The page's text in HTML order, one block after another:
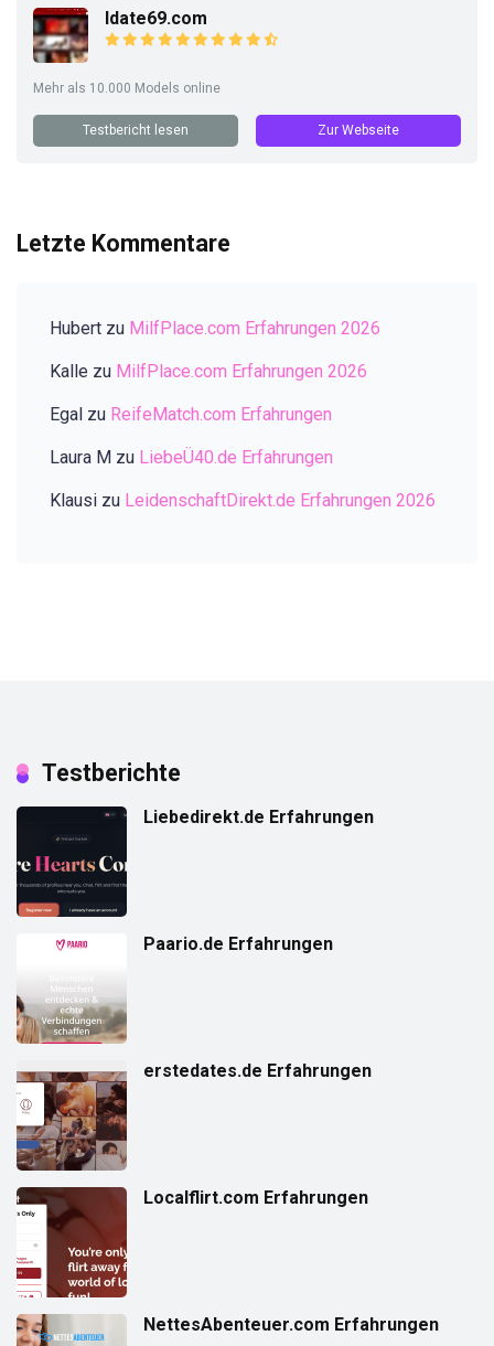
Idate69.com
Mehr als 10.000 Models online
Testbericht lesen Zur Webseite
Letzte Kommentare
Hubert zu MilfPlace.com Erfahrungen 2026
Kalle zu MilfPlace.com Erfahrungen 2026
Egal zu ReifeMatch.com Erfahrungen
Laura M zu LiebeÜ40.de Erfahrungen
Klausi zu LeidenschaftDirekt.de Erfahrungen 2026
Testberichte
Liebedirekt.de Erfahrungen
Paario.de Erfahrungen
erstedates.de Erfahrungen
Localflirt.com Erfahrungen
NettesAbenteuer.com Erfahrungen